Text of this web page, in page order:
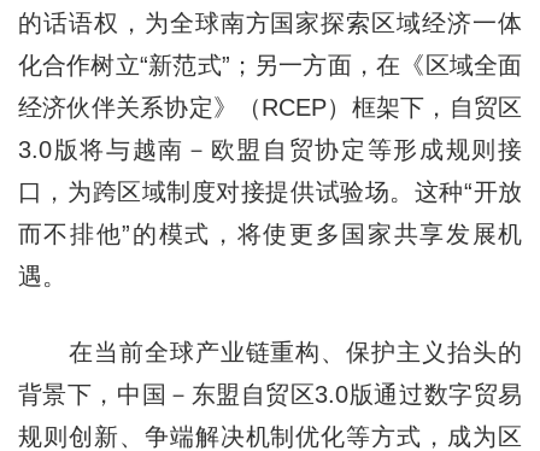
的话语权，为全球南方国家探索区域经济一体
化合作树立“新范式”；另一方面，在《区域全面
经济伙伴关系协定》（RCEP）框架下，自贸区
3.0版将与越南－欧盟自贸协定等形成规则接
口，为跨区域制度对接提供试验场。这种“开放
而不排他”的模式，将使更多国家共享发展机
遇。
在当前全球产业链重构、保护主义抬头的
背景下，中国－东盟自贸区3.0版通过数字贸易
规则创新、争端解决机制优化等方式，成为区